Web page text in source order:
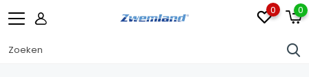
0 0